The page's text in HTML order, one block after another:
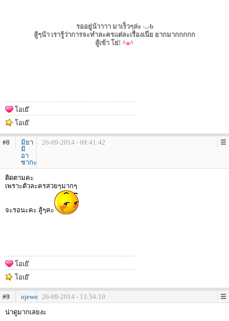
รออยู่น้าาาา มาเร็วๆล่ะ -..-b
สู้ๆน้า เรารู้ว่าการจะทำละครแต่ละเรื่องเนี่ย ยากมากกกกก
สู้เข้า โย่! ^o^
โอเย๊
โอเย๊
#8
มิยา
มิ
อา
ซากะ
26-09-2014 - 09:41:42
ติดตามคะ
เพราะตัวละครสวยๆมากๆ
จะรอนะคะ สู้ๆคะ
โอเย๊
โอเย๊
#9 ojewo 26-09-2014 - 13:54:10
น่าดูมากเลยงะ